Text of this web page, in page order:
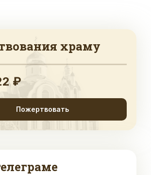
храму
₽
Пожертвовать